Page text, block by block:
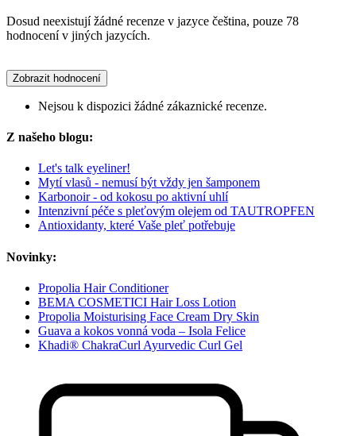
Dosud neexistují žádné recenze v jazyce čeština, pouze 78
hodnocení v jiných jazycích.
Zobrazit hodnocení
Nejsou k dispozici žádné zákaznické recenze.
Z našeho blogu:
Let's talk eyeliner!
Mytí vlasů - nemusí být vždy jen šamponem
Karbonoir - od kokosu po aktivní uhlí
Intenzivní péče s pleťovým olejem od TAUTROPFEN
Antioxidanty, které Vaše pleť potřebuje
Novinky:
Propolia Hair Conditioner
BEMA COSMETICI Hair Loss Lotion
Propolia Moisturising Face Cream Dry Skin
Guava a kokos vonná voda – Isola Felice
Khadi® ChakraCurl Ayurvedic Curl Gel